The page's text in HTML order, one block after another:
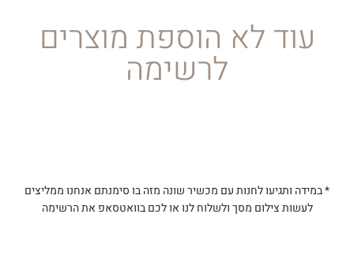
עוד לא הוספת מוצרים
לרשימה
* במידה ותגיעו לחנות עם מכשיר שונה מזה בו סימנתם אנחנו ממליצים
לעשות צילום מסך ולשלוח לנו או לכם בוואטסאפ את הרשימה